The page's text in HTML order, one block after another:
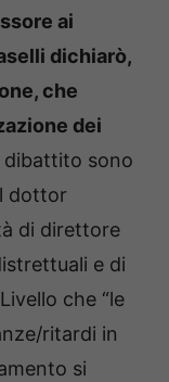
ai
dichiarò,
che
dei
dibattito sono
dottor
di direttore
e di
che “le
ritardi in
si